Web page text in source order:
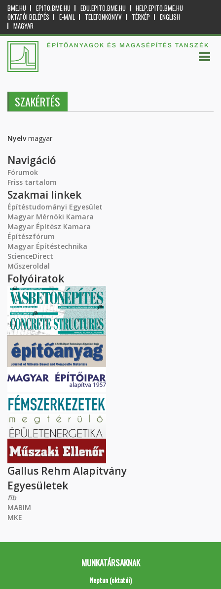
BME.HU EPITO.BME.HU EDU.EPITO.BME.HU
HELP.EPITO.BME.HU
OKTATÓI BELÉPÉS
E-MAIL TELEFONKÖNYV TÉRKÉP
ENGLISH
MAGYAR
ÉPÍTŐANYAGOK ÉS MAGASÉPÍTÉS TANSZÉK
SZAKÉRTÉS
Nyelvmagyar
Navigáció
Fórumok
Friss tartalom
Szakmai linkek
Építéstudományi Egyesület
Magyar Mérnöki Kamara
Magyar Építész Kamara
Építészfórum
Magyar Építéstechnika
ScienceDirect
Műszeroldal
Folyóiratok
Gallus Rehm Alapítvány
Egyesületek
fib
MABIM
MKE
MUNKATÁRSAKNAK
Neptun (oktatói)